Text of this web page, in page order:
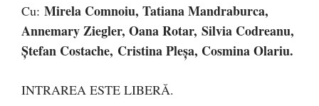
Cu: Mirela Comnoiu, Tatiana Mandraburca,
Annemary Ziegler, Oana Rotar, Silvia Codreanu,
Ştefan Costache, Cristina Pleşa, Cosmina Olariu.
INTRAREA ESTE LIBERĂ.